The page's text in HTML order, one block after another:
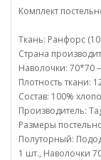
Комплект
Ткань: Ранфорс
Страна
Наволочки: 70*70
Плотность ткани:
Состав: 100%
Производитель:
Размеры
Полуторный:
1 шт., Наволочки